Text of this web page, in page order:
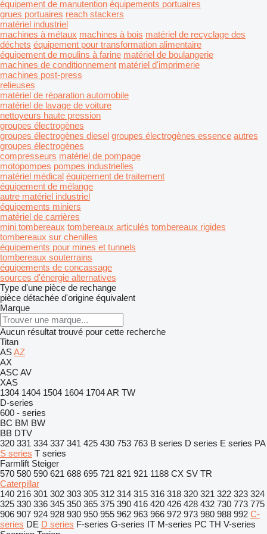
équipement de manutention équipements portuaires
grues portuaires reach stackers
matériel industriel
machines à métaux machines à bois matériel de recyclage des
déchets équipement pour transformation alimentaire
équipement de moulins à farine matériel de boulangerie
machines de conditionnement matériel d'imprimerie
machines post-press
relieuses
matériel de réparation automobile
matériel de lavage de voiture
nettoyeurs haute pression
groupes électrogènes
groupes électrogènes diesel groupes électrogènes essence autres
groupes électrogènes
compresseurs matériel de pompage
motopompes pompes industrielles
matériel médical équipement de traitement
équipement de mélange
autre matériel industriel
équipements miniers
matériel de carrières
mini tombereaux tombereaux articulés tombereaux rigides
tombereaux sur chenilles
équipements pour mines et tunnels
tombereaux souterrains
équipements de concassage
sources d'énergie alternatives
Type d'une pièce de rechange
pièce détachée d'origine équivalent
Marque
Aucun résultat trouvé pour cette recherche
Titan
ASAZ
AX
ASC AV
XAS
1304 1404 1504 1604 1704AR TW
D-series
600 - series
BC BM BW
BB DTV
320 331 334 337 341 425 430 753 763 B series D series E series PA
S series T series
Farmlift Steiger
570 580 590 621 688 695 721 821 921 1188 CX SV TR
Caterpillar
140 216 301 302 303 305 312 314 315 316 318 320 321 322 323 324
325 330 336 345 350 365 375 390 416 420 426 428 432 730 773 775
906 907 924 928 930 950 955 962 963 966 972 973 980 988 992 C-
series DE D series F-series G-series IT M-series PC TH V-series